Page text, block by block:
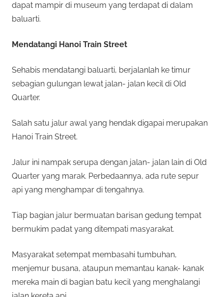
dapat mampir di museum yang terdapat di dalam
baluarti.
Mendatangi Hanoi Train Street
Sehabis mendatangi baluarti, berjalanlah ke timur
sebagian gulungan lewat jalan- jalan kecil di Old
Quarter.
Salah satu jalur awal yang hendak digapai merupakan
Hanoi Train Street.
Jalur ini nampak serupa dengan jalan- jalan lain di Old
Quarter yang marak. Perbedaannya, ada rute sepur
api yang menghampar di tengahnya.
Tiap bagian jalur bermuatan barisan gedung tempat
bermukim padat yang ditempati masyarakat.
Masyarakat setempat membasahi tumbuhan,
menjemur busana, ataupun memantau kanak- kanak
mereka main di bagian batu kecil yang menghalangi